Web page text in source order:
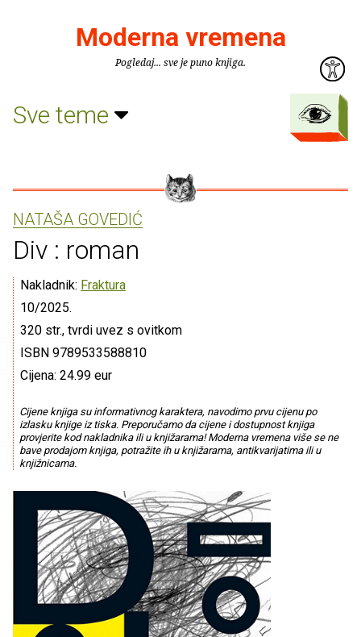
Moderna vremena
Pogledaj... sve je puno knjiga.
Sve teme
NATAŠA GOVEDIĆ
Div : roman
Nakladnik: Fraktura
10/2025.
320 str., tvrdi uvez s ovitkom
ISBN 9789533588810
Cijena: 24.99 eur
Cijene knjiga su informativnog karaktera, navodimo prvu cijenu po
izlasku knjige iz tiska. Preporučamo da cijene i dostupnost knjiga
provjerite kod nakladnika ili u knjižarama! Moderna vremena više se ne
bave prodajom knjiga, potražite ih u knjižarama, antikvarijatima ili u
knjižnicama.